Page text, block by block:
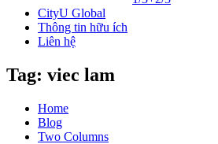
CityU Global
Thông tin hữu ích
Liên hệ
Tag: viec lam
Home
Blog
Two Columns